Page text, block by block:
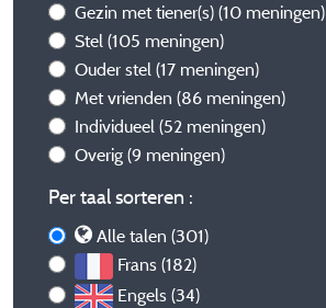
Gezin met tiener(s) (10 meningen)
Stel (105 meningen)
Ouder stel (17 meningen)
Met vrienden (86 meningen)
Individueel (52 meningen)
Overig (9 meningen)
Per taal sorteren :
Alle talen (301)
Frans (182)
Engels (34)